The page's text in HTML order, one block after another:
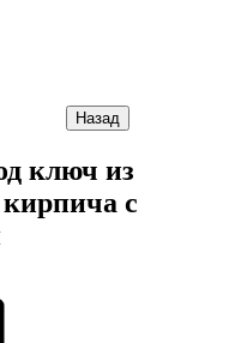
Назад
ключ из
с